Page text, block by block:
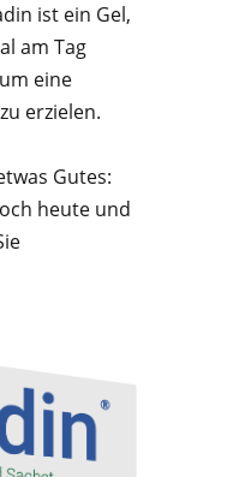
ist ein Gel,
am Tag
eine
erzielen.
Gutes:
heute und